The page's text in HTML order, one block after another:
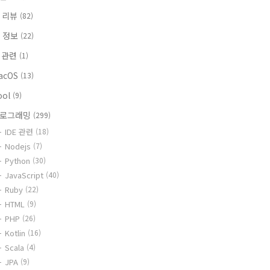
뷰 (82)
보 (22)
련 (1)
(13)
(9)
그래밍 (299)
IDE 관련 (18)
Nodejs (7)
Python (30)
JavaScript (40)
Ruby (22)
HTML (9)
PHP (26)
Kotlin (16)
Scala (4)
JPA (9)